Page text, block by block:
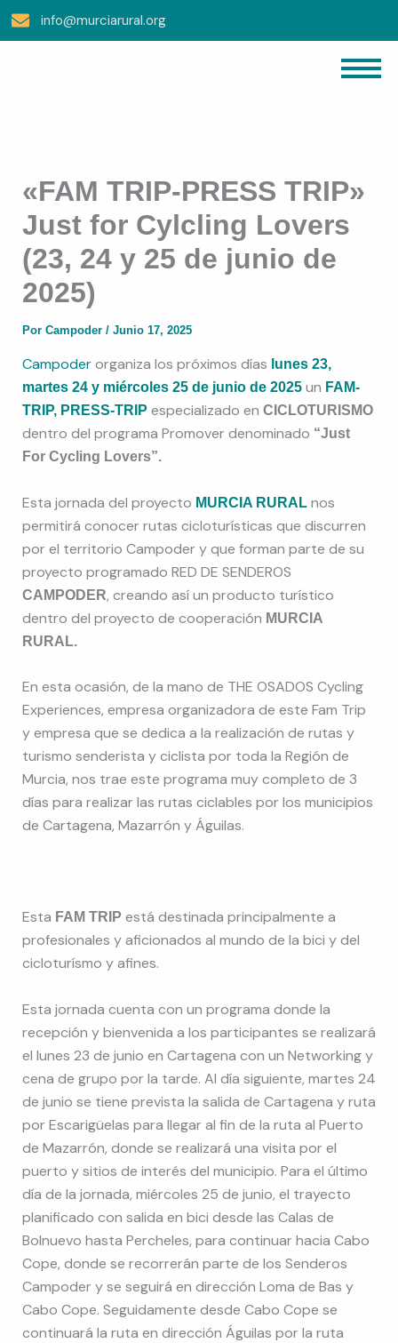
info@murciarural.org
«FAM TRIP-PRESS TRIP»
Just for Cylcling Lovers
(23, 24 y 25 de junio de
2025)
Por Campoder / Junio 17, 2025
Campoderorganiza los próximos días lunes 23,
martes 24 y miércoles 25 de junio de 2025un FAM-
TRIP, PRESS-TRIP especializado en CICLOTURISMO
dentro del programa Promover denominado “Just
For Cycling Lovers”.
Esta jornada del proyecto MURCIA RURALnos
permitirá conocer rutas cicloturísticas que discurren
por el territorio Campoder y que forman parte de su
proyecto programado RED DE SENDEROS
CAMPODER, creando así un producto turístico
dentro del proyecto de cooperación MURCIA
RURAL.
En esta ocasión, de la mano de THE OSADOS Cycling
Experiences, empresa organizadora de este Fam Trip
y empresa que se dedica a la realización de rutas y
turismo senderista y ciclista por toda la Región de
Murcia, nos trae este programa muy completo de 3
días para realizar las rutas ciclables por los municipios
de Cartagena, Mazarrón y Águilas.
Esta FAM TRIP está destinada principalmente a
profesionales y aficionados al mundo de la bici y del
cicloturísmo y afines.
Esta jornada cuenta con un programa donde la
recepción y bienvenida a los participantes se realizará
el lunes 23 de junio en Cartagena con un Networking y
cena de grupo por la tarde. Al día siguiente, martes 24
de junio se tiene prevista la salida de Cartagena y ruta
por Escarigüelas para llegar al fin de la ruta al Puerto
de Mazarrón, donde se realizará una visita por el
puerto y sitios de interés del municipio. Para el último
día de la jornada, miércoles 25 de junio, el trayecto
planificado con salida en bici desde las Calas de
Bolnuevo hasta Percheles, para continuar hacia Cabo
Cope, donde se recorrerán parte de los Senderos
Campoder y se seguirá en dirección Loma de Bas y
Cabo Cope. Seguidamente desde Cabo Cope se
continuará la ruta en dirección Águilas por la ruta